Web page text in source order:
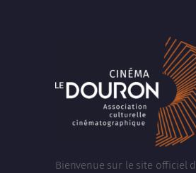
Bienvenue sur le site officiel